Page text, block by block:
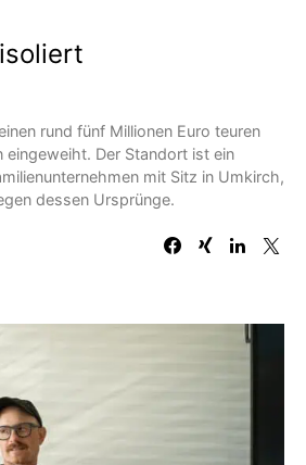
rund fünf Millionen Euro teuren
eingeweiht. Der Standort ist ein
mit Sitz in Umkirch,
dessen Ursprünge.